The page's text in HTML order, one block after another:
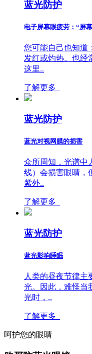
蓝光防护
电子屏幕眼疲劳：“屏
您可能自己也知道
发红或灼热。也经
这里..
了解更多
蓝光防护
蓝光对视网膜的损害
众所周知，光谱中
线）会损害眼睛，
紫外..
了解更多
蓝光防护
蓝光影响睡眠
人类的昼夜节律主
光。因此，难怪当
光时，..
了解更多
呵护您的眼睛